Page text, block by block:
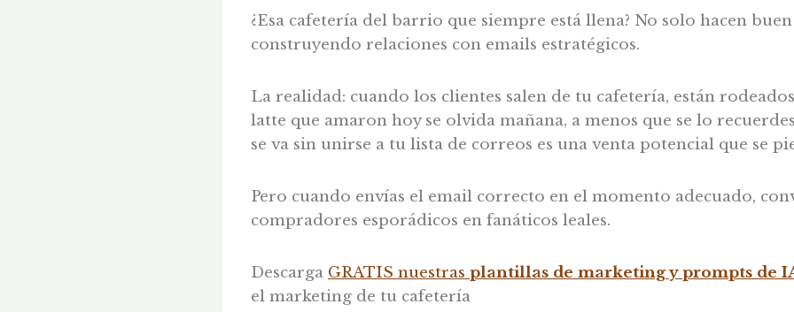
¿Esa cafetería del barrio que siempre está llena? No solo hacen
construyendo relaciones con emails estratégicos.
La realidad: cuando los clientes salen de tu cafetería, están
latte que amaron hoy se olvida mañana, a menos que se lo
se va sin unirse a tu lista de correos es una venta potencial que se
Pero cuando envías el email correcto en el momento adecuado,
compradores esporádicos en fanáticos leales.
Descarga GRATIS nuestras plantillas de marketing y prompts de
el marketing de tu cafetería